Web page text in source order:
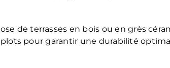
de terrasses en bois ou en grès
pour garantir une durabilité